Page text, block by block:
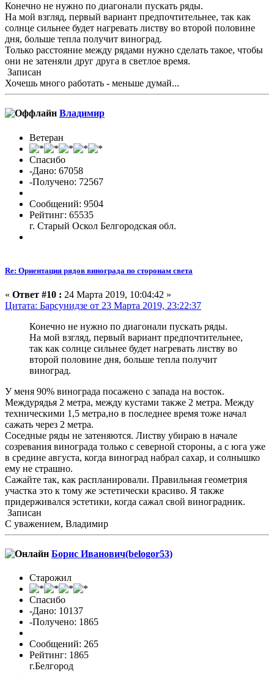
Конечно не нужно по диагонали пускать ряды.
На мой взгляд, первый вариант предпочтительнее, так как
солнце сильнее будет нагревать листву во второй половине
дня, больше тепла получит виноград.
Только расстояние между рядами нужно сделать такое, чтобы
они не затеняли друг друга в светлое время.
Записан
Хочешь много работать - меньше думай...
Владимиp
Ветеран
Спасибо
-Дано: 67058
-Получено: 72567
Сообщений: 9504
Рейтинг: 65535
г. Старый Оскол Белгородская обл.
Re: Ориентация рядов винограда по сторонам света
« Ответ #10 : 24 Марта 2019, 10:04:42 »
Цитата: Барсунидзе от 23 Марта 2019, 23:22:37
Конечно не нужно по диагонали пускать ряды.
На мой взгляд, первый вариант предпочтительнее,
так как солнце сильнее будет нагревать листву во
второй половине дня, больше тепла получит
виноград.
У меня 90% винограда посажено с запада на восток.
Междурядья 2 метра, между кустами также 2 метра. Между
техническими 1,5 метра,но в последнее время тоже начал
сажать через 2 метра.
Соседные ряды не затеняются. Листву убираю в начале
созревания винограда только с северной стороны, а с юга уже
в средине августа, когда виноград набрал сахар, и солнышко
ему не страшно.
Сажайте так, как распланировали. Правильная геометрия
участка это к тому же эстетически красиво. Я также
придерживался эстетики, когда сажал свой виноградник.
Записан
С уважением, Владимир
Борис Иванович(belogor53)
Старожил
Спасибо
-Дано: 10137
-Получено: 1865
Сообщений: 265
Рейтинг: 1865
г.Белгород